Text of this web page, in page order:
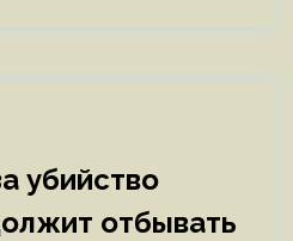
убийство
отбывать